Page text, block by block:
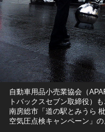
自動車用品小売業協会（
トバックスセブン取締役）
南房総市「道の駅とみうら
空気圧点検キャンペーン」の